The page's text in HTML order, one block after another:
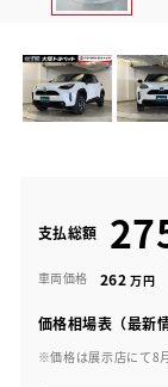
支払総額
車両価格 262
価格相場表（最新
※価格は展示店にて8